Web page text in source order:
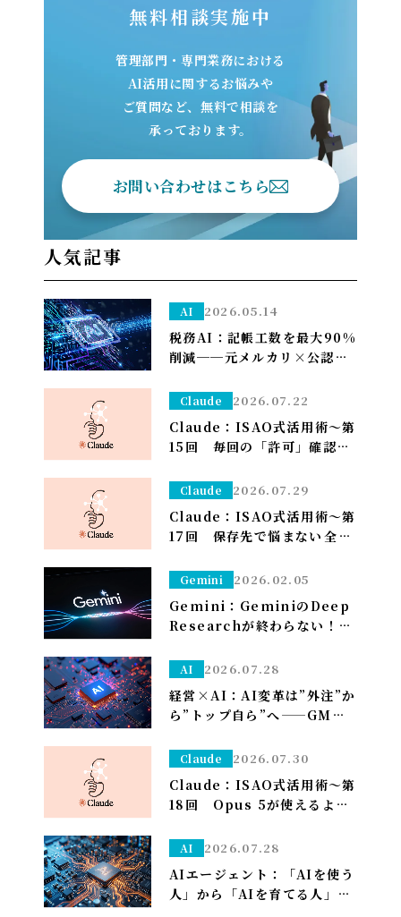
無料相談実施中
管理部門・専門業務における
AI活用に関するお悩みや
ご質問など、無料で相談を
承っております。
お問い合わせはこちら
人気記事
AI 2026.05.14
税務AI：記帳工数を最大90%
削減──元メルカリ×公認会
Zeimee、半年後の本格投入
Claude 2026.07.22
Claude：ISAO式活用術～第
15回 毎回の「許可」確認が
は「常に許可」で流す（※管
Claude 2026.07.29
Claude：ISAO式活用術～第
17回 保存先で悩まない――全部
して、仕分けはClaudeに任
Gemini 2026.02.05
Gemini：GeminiのDeep
Researchが終わらない！？
た1つ」のこと
AI 2026.07.28
経営×AI：AI変革は”外注”か
ら”トップ自ら”へ——GMO熊
任、社長がコードを書く
Claude 2026.07.30
Claude：ISAO式活用術～第
18回 Opus 5が使えるよう
ので改めて使い分けを考え直
Opus、「集める・手を動か
す」はSonnet～
AI 2026.07.28
AIエージェント：「AIを使う
人」から「AIを育てる人」へ